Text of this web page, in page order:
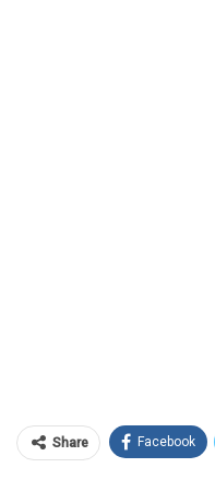
Share Facebook